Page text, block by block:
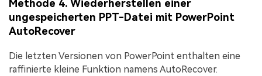
Methode 4. Wiederherstellen einer
ungespeicherten PPT-Datei mit PowerPoint
AutoRecover
Die letzten Versionen von PowerPoint enthalten eine
raffinierte kleine Funktion namens AutoRecover.